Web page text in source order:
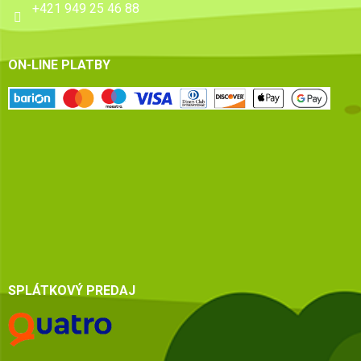
+421 949 25 46 88
ON-LINE PLATBY
SPLÁTKOVÝ PREDAJ